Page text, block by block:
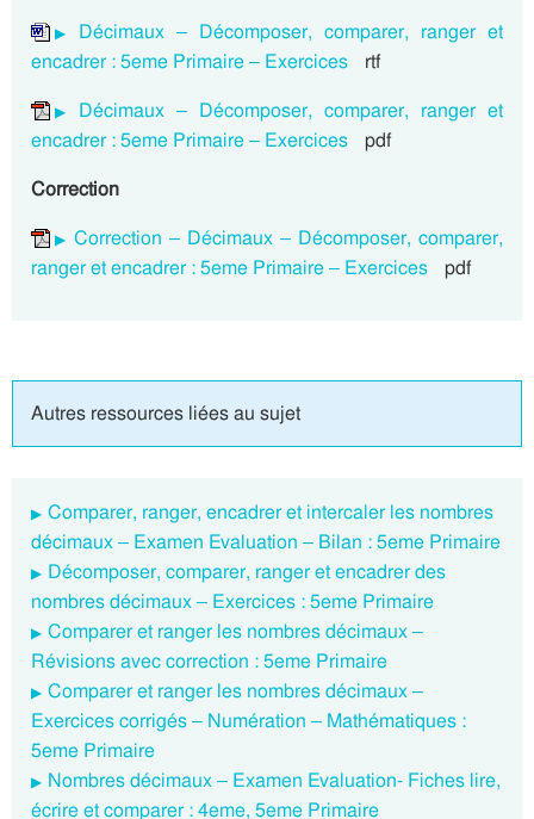
Décimaux – Décomposer, comparer, ranger et
encadrer : 5eme Primaire – Exercices rtf
Décimaux – Décomposer, comparer, ranger et
encadrer : 5eme Primaire – Exercices pdf
Correction
Correction – Décimaux – Décomposer, comparer,
ranger et encadrer : 5eme Primaire – Exercices pdf
Autres ressources liées au sujet
Comparer, ranger, encadrer et intercaler les nombres
décimaux – Examen Evaluation – Bilan : 5eme Primaire
Décomposer, comparer, ranger et encadrer des
nombres décimaux – Exercices : 5eme Primaire
Comparer et ranger les nombres décimaux –
Révisions avec correction : 5eme Primaire
Comparer et ranger les nombres décimaux –
Exercices corrigés – Numération – Mathématiques :
5eme Primaire
Nombres décimaux – Examen Evaluation- Fiches lire,
écrire et comparer : 4eme, 5eme Primaire